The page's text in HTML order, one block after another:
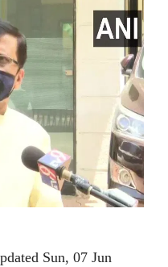
Sun, 07 Jun